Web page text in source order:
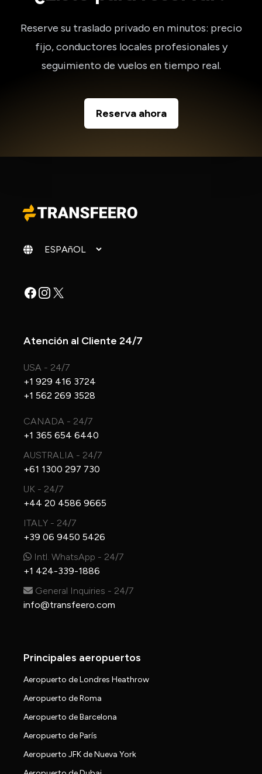
Reserve su traslado privado en minutos: precio
fijo, conductores locales profesionales y
seguimiento de vuelos en tiempo real.
Reserva ahora
Cambiar idioma
Facebook
Instagram
X
Atención al Cliente 24/7
USA - 24/7
+1 929 416 3724
+1 562 269 3528
CANADA - 24/7
+1 365 654 6440
AUSTRALIA - 24/7
+61 1300 297 730
UK - 24/7
+44 20 4586 9665
ITALY - 24/7
+39 06 9450 5426
Intl. WhatsApp - 24/7
+1 424-339-1886
General Inquiries - 24/7
info@transfeero.com
Principales aeropuertos
Aeropuerto de Londres Heathrow
Aeropuerto de Roma
Aeropuerto de Barcelona
Aeropuerto de París
Aeropuerto JFK de Nueva York